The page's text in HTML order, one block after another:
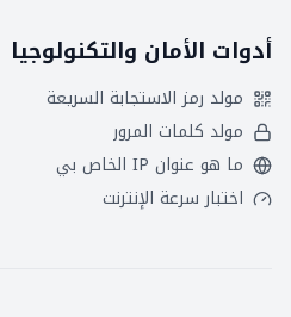
أدوات الأمان والتكنولوجيا
مولد رمز الاستجابة السريعة
مولد كلمات المرور
ما هو عنوان IP الخاص بي
اختبار سرعة الإنترنت